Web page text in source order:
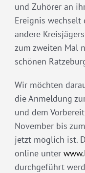
und Zuhörer an
Ereignis wechselt
andere
zum zweiten Mal
schönen
Wir möchten
die Anmeldung
und dem
November bis
jetzt möglich ist.
online unter
durchgeführt